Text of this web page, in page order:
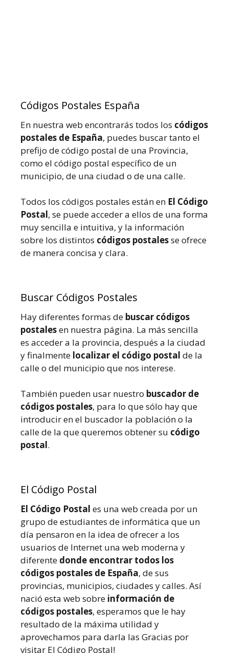
Códigos Postales España
En nuestra web encontrarás todos los códigos
postales de España, puedes buscar tanto el
prefijo de código postal de una Provincia,
como el código postal específico de un
municipio, de una ciudad o de una calle.
Todos los códigos postales están en El Código
Postal, se puede acceder a ellos de una forma
muy sencilla e intuitiva, y la información
sobre los distintos códigos postalesse ofrece
de manera concisa y clara.
Buscar Códigos Postales
Hay diferentes formas de buscar códigos
postalesen nuestra página. La más sencilla
es acceder a la provincia, después a la ciudad
y finalmente localizar el código postal de la
calle o del municipio que nos interese.
También pueden usar nuestro buscador de
códigos postales, para lo que sólo hay que
introducir en el buscador la población o la
calle de la que queremos obtener su código
postal.
El Código Postal
El Código Postal es una web creada por un
grupo de estudiantes de informática que un
día pensaron en la idea de ofrecer a los
usuarios de Internet una web moderna y
diferente donde encontrar todos los
códigos postales de España, de sus
provincias, municipios, ciudades y calles. Así
nació esta web sobre información de
códigos postales, esperamos que le hay
resultado de la máxima utilidad y
aprovechamos para darla las Gracias por
visitar El Código Postal!